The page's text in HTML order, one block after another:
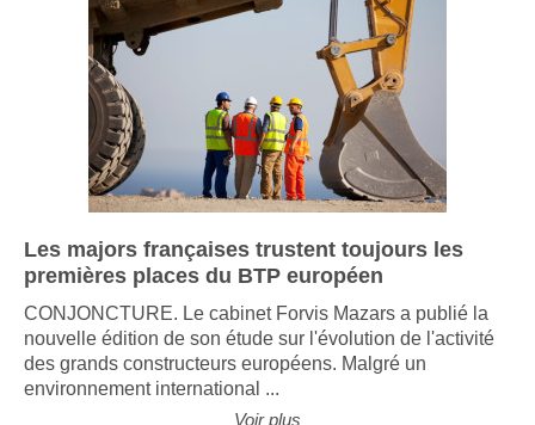
Les majors françaises trustent toujours les
premières places du BTP européen
CONJONCTURE. Le cabinet Forvis Mazars a publié la
nouvelle édition de son étude sur l'évolution de l'activité
des grands constructeurs européens. Malgré un